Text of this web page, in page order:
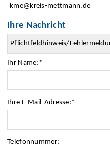
kme@kreis-mettmann.de
Ihre Nachricht
Ihr Name: *
Ihre E-Mail-Adresse:*
Telefonnummer: